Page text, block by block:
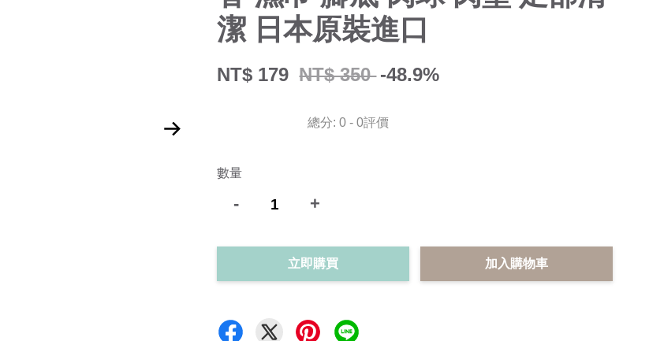
潔 日本原裝進口
NT$ 179 NT$ 350 -48.9%
總分:0 -0評價
數量
- +
立即購買 加入購物車